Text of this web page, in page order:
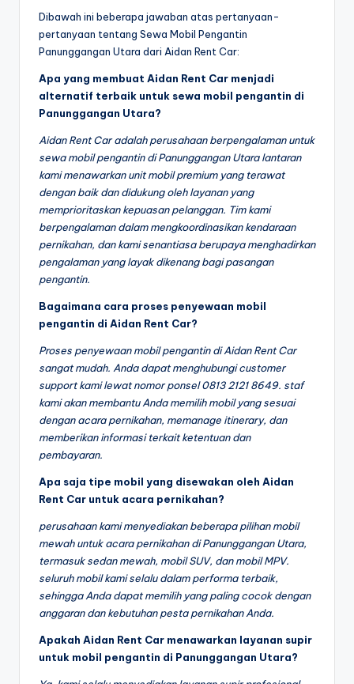
Dibawah ini beberapa jawaban atas pertanyaan-
pertanyaan tentang Sewa Mobil Pengantin
Panunggangan Utara dari Aidan Rent Car:
Apa yang membuat Aidan Rent Car menjadi
alternatif terbaik untuk sewa mobil pengantin di
Panunggangan Utara?
Aidan Rent Car adalah perusahaan berpengalaman untuk
sewa mobil pengantin di Panunggangan Utara lantaran
kami menawarkan unit mobil premium yang terawat
dengan baik dan didukung oleh layanan yang
memprioritaskan kepuasan pelanggan. Tim kami
berpengalaman dalam mengkoordinasikan kendaraan
pernikahan, dan kami senantiasa berupaya menghadirkan
pengalaman yang layak dikenang bagi pasangan
pengantin.
Bagaimana cara proses penyewaan mobil
pengantin di Aidan Rent Car?
Proses penyewaan mobil pengantin di Aidan Rent Car
sangat mudah. Anda dapat menghubungi customer
support kami lewat nomor ponsel 0813 2121 8649. staf
kami akan membantu Anda memilih mobil yang sesuai
dengan acara pernikahan, memanage itinerary, dan
memberikan informasi terkait ketentuan dan
pembayaran.
Apa saja tipe mobil yang disewakan oleh Aidan
Rent Car untuk acara pernikahan?
perusahaan kami menyediakan beberapa pilihan mobil
mewah untuk acara pernikahan di Panunggangan Utara,
termasuk sedan mewah, mobil SUV, dan mobil MPV.
seluruh mobil kami selalu dalam performa terbaik,
sehingga Anda dapat memilih yang paling cocok dengan
anggaran dan kebutuhan pesta pernikahan Anda.
Apakah Aidan Rent Car menawarkan layanan supir
untuk mobil pengantin di Panunggangan Utara?